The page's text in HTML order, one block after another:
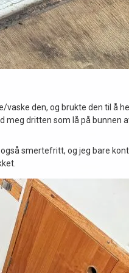
den, og brukte den til å
dritten som lå på bunnen
smertefritt, og jeg bare